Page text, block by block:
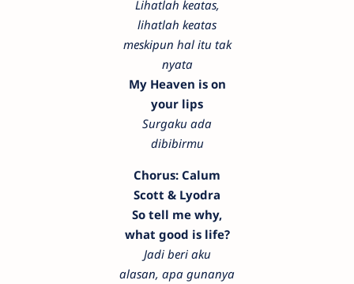
Lihatlah keatas,
lihatlah keatas
meskipun hal itu tak
nyata
My Heaven is on
your lips
Surgaku ada
dibibirmu
Chorus: Calum
Scott & Lyodra
So tell me why,
what good is life?
Jadi beri aku
alasan, apa gunanya